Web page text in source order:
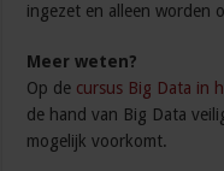
ingezet en alleen worden
Meer weten?
Op de cursus Big Data in
de hand van Big Data
mogelijk voorkomt.